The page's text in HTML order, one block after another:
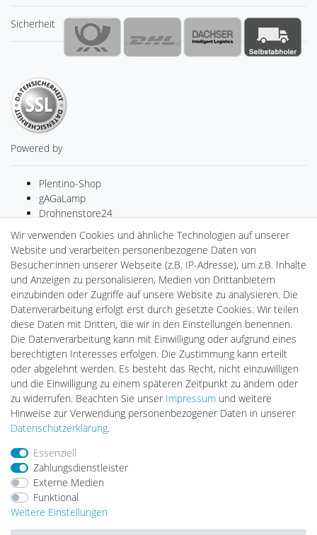
Sicherheit
Powered by
Plentino-Shop
gAGaLamp
Drohnenstore24
Batteriespeicher
PlentiSolar
Gebrauchtlicht
Ledkauf
DEYESOLAR
Lightech Connect
CardanLight Europe
FORTIMO LEDs
LED-RETROSHOP
Wallbox24
Impressum
Barrierefreiheitserklärung
Vertrag widerrufen
Wir verwenden Cookies und ähnliche Technologien auf unserer
Website und verarbeiten personenbezogene Daten von
Besucher:innen unserer Webseite (z.B. IP-Adresse), um z.B. Inhalte
und Anzeigen zu personalisieren, Medien von Drittanbietern
einzubinden oder Zugriffe auf unsere Website zu analysieren. Die
Datenverarbeitung erfolgt erst durch gesetzte Cookies. Wir teilen
diese Daten mit Dritten, die wir in den Einstellungen benennen.
Die Datenverarbeitung kann mit Einwilligung oder aufgrund eines
berechtigten Interesses erfolgen. Die Zustimmung kann erteilt
oder abgelehnt werden. Es besteht das Recht, nicht einzuwilligen
und die Einwilligung zu einem späteren Zeitpunkt zu ändern oder
zu widerrufen. Beachten Sie unser Impressum und weitere
Hinweise zur Verwendung personenbezogener Daten in unserer
Daten­schutz­erklärung.
Essenziell
Zahlungsdienstleister
Externe Medien
Funktional
Weitere Einstellungen